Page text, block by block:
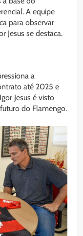
A equipe
para observar
Jesus se destaca.
a
até 2025 e
Jesus é visto
do Flamengo.